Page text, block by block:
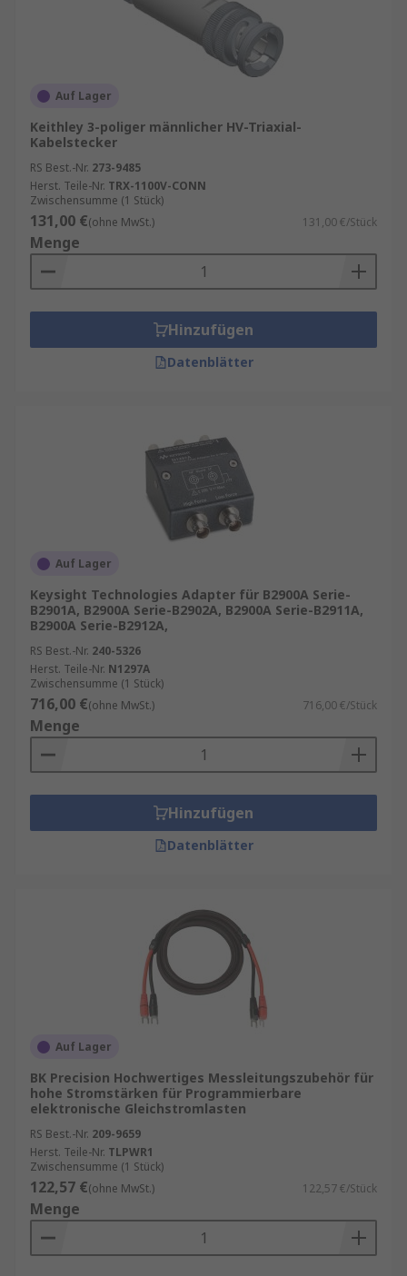
Auf Lager
Keithley 3-poliger männlicher HV-Triaxial-
Kabelstecker
RS Best.-Nr. 273-9485
Herst. Teile-Nr. TRX-1100V-CONN
Zwischensumme (1 Stück)
131,00 €(ohne MwSt.) 131,00 €/Stück
Menge
Hinzufügen
Datenblätter
Auf Lager
Keysight Technologies Adapter für B2900A Serie-
B2901A, B2900A Serie-B2902A, B2900A Serie-B2911A,
B2900A Serie-B2912A,
RS Best.-Nr. 240-5326
Herst. Teile-Nr. N1297A
Zwischensumme (1 Stück)
716,00 €(ohne MwSt.) 716,00 €/Stück
Menge
Hinzufügen
Datenblätter
Auf Lager
BK Precision Hochwertiges Messleitungszubehör für
hohe Stromstärken für Programmierbare
elektronische Gleichstromlasten
RS Best.-Nr. 209-9659
Herst. Teile-Nr. TLPWR1
Zwischensumme (1 Stück)
122,57 €(ohne MwSt.) 122,57 €/Stück
Menge